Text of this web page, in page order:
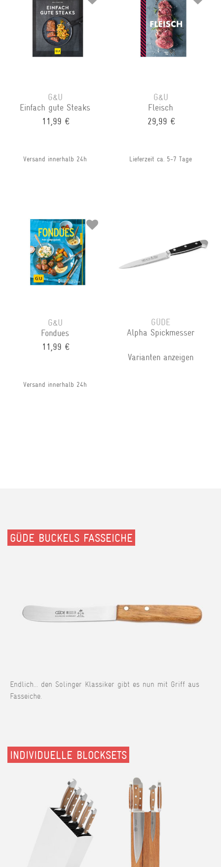
G&U
Einfach gute Steaks
11,99 €
Versand innerhalb 24h
G&U
Fleisch
29,99 €
Lieferzeit ca. 5-7 Tage
G&U
Fondues
11,99 €
Versand innerhalb 24h
GÜDE
Alpha Spickmesser
Varianten anzeigen
GÜDE BUCKELS FASSEICHE
Endlich... den Solinger Klassiker gibt es nun mit Griff aus
Fasseiche.
INDIVIDUELLE BLOCKSETS